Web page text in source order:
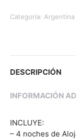
Categoría: Argentina
DESCRIPCIÓN
INFORMACIÓN
INCLUYE:
– 4 noches de